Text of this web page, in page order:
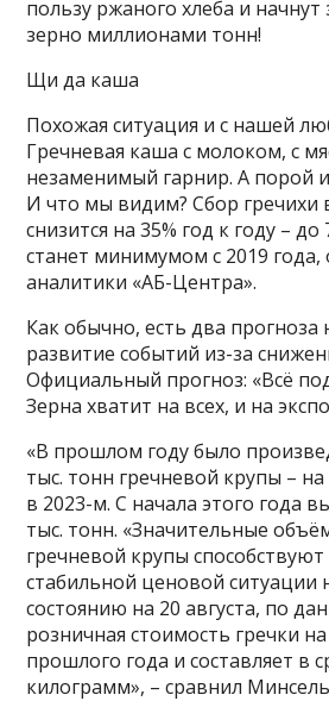
пользу ржаного хлеба и
зерно миллионами тонн!
Щи да каша
Похожая ситуация и с нашей
Гречневая каша с молоком, с
незаменимый гарнир. А порой
И что мы видим? Сбор гречихи
снизится на 35% год к году –
станет минимумом с 2019
аналитики «АБ-Центра».
Как обычно, есть два прогноза
развитие событий из-за
Официальный прогноз: «Всё
Зерна хватит на всех, и на
«В прошлом году было
тыс. тонн гречневой крупы –
в 2023-м. С начала этого года
тыс. тонн. «Значительные
гречневой крупы
стабильной ценовой ситуации
состоянию на 20 августа, по
розничная стоимость гречки
прошлого года и составляет в
килограмм», – сравнил